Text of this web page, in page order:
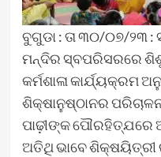
ବୁଗୁଡା : ତା ୩୦/୦୭/୨୩ :
ମନ୍ଦିର ସ୍ବପରିସରରେ
କର୍ମଶାଳା କାର୍ଯ୍ୟକ୍ରମ
ଶିକ୍ଷାନୁଷ୍ଠାନର
ପାଢ଼ୀଙ୍କ ପୌରହିତ୍ଯରେ
ଅତିଥି ଭାବେ ଶିକ୍ଷୟିତ୍ରୀ